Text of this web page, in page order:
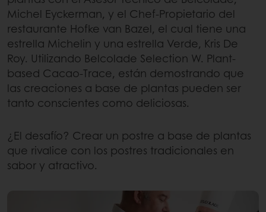
Michel Eyckerman, y el Chef-Propietario del
restaurante Hofke van Bazel, el cual tiene una
estrella Michelin y una estrella Verde, Kris De
Roy. Utilizando Belcolade Selection W. Plant-
based Cacao-Trace, están demostrando que
las creaciones a base de plantas pueden ser
tanto conscientes como deliciosas.
¿El desafío? Crear un postre a base de plantas
que rivalice con los postres tradicionales en
sabor y atractivo.